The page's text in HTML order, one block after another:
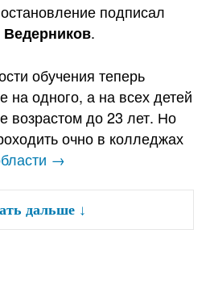
подписал
.
обучения теперь
на одного, а на всех детей
возрастом до 23 лет. Но
очно в колледжах
→
дальше ↓